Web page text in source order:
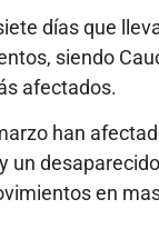
días que
siendo
afectados.
han
un
en